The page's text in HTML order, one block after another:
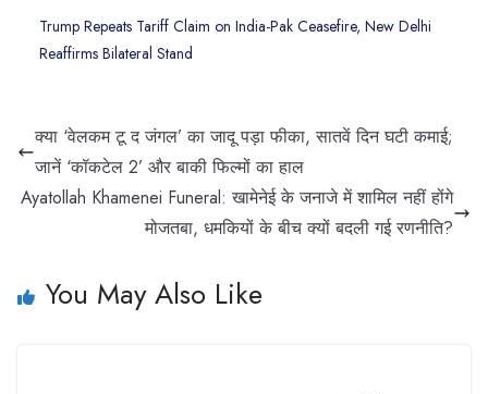
Trump Repeats Tariff Claim on India-Pak Ceasefire, New Delhi
Reaffirms Bilateral Stand
क्या ‘वेलकम टू द जंगल’ का जादू पड़ा फीका, सातवें दिन घटी कमाई;
जानें ‘कॉकटेल 2’ और बाकी फिल्मों का हाल
Ayatollah Khamenei Funeral: खामेनेई के जनाजे में शामिल नहीं होंगे
मोजतबा, धमकियों के बीच क्यों बदली गई रणनीति?
You May Also Like